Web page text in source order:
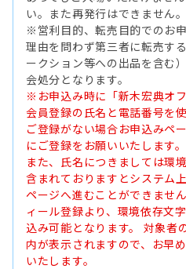
い。また再発行はできません。
※営利目的、転売目的でのお
理由を問わず第三者に転売す
ークション等への出品を含む
会処分となります。
※お申込み時に「新木宏典オ
会員登録の氏名と電話番号を
ご登録がない場合お申込みペ
にご登録をお願いいたします。
また、氏名につきましては環
含まれておりますとシステム
ページへ進むことができませ
ィール登録より、環境依存文
込み可能となります。 対象者
内が表示されますので、お早
いたします。